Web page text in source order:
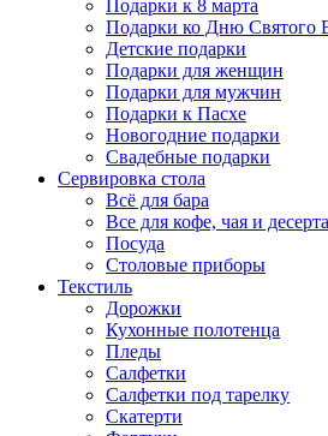
Подарки к 8 марта
Подарки ко Дню Святого
Детские подарки
Подарки для женщин
Подарки для мужчин
Подарки к Пасхе
Новогодние подарки
Свадебные подарки
Сервировка стола
Всё для бара
Все для кофе, чая и десерта
Посуда
Столовые приборы
Текстиль
Дорожки
Кухонные полотенца
Пледы
Салфетки
Салфетки под тарелку
Скатерти